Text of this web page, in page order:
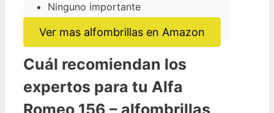
Ninguno importante
Ver mas alfombrillas en Amazon
Cuál recomiendan los
expertos para tu Alfa